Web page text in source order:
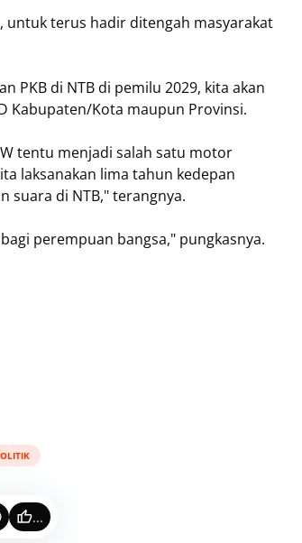
untuk terus hadir ditengah masyarakat
PKB di NTB di pemilu 2029, kita akan
Kabupaten/Kota maupun Provinsi.
tentu menjadi salah satu motor
laksanakan lima tahun kedepan
suara di NTB," terangnya.
perempuan bangsa," pungkasnya.
...